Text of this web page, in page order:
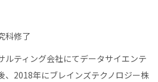
科修了
ルティング会社にてデータサイエンテ
、2018年にブレインズテクノロジー株